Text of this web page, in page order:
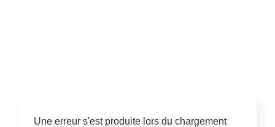
Une erreur s'est produite lors du chargement